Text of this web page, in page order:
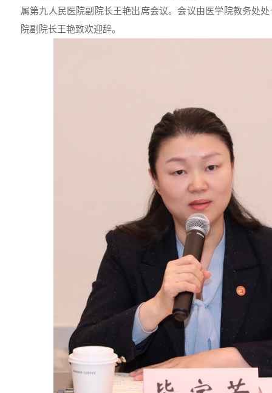
属第九人民医院副院长王艳出席会议。会议由医学院教务处
院副院长王艳致欢迎辞。